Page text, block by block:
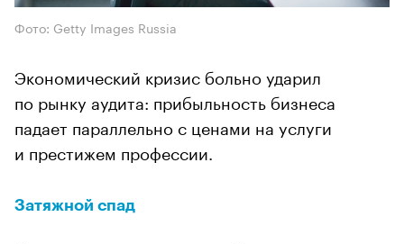
Фото: Getty Images Russia
Экономический кризис больно ударил
по рынку аудита: прибыльность бизнеса
падает параллельно с ценами на услуги
и престижем профессии.
Затяжной спад